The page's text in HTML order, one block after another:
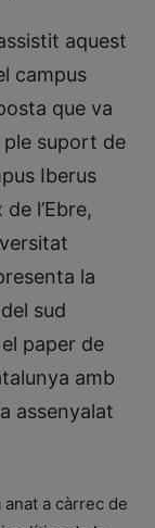
aquest
campus
que va
ple suport de
Iberus
l’Ebre,
la
sud
paper de
amb
assenyalat
a càrrec de